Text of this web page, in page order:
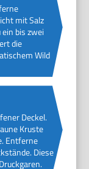
mit Salz
bis zwei
die
Wild
Deckel.
Kruste
Entferne
Diese